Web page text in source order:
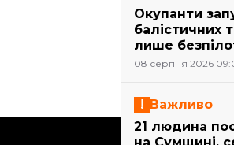
Окупанти
балістичних
лише
08 серпня 2026
Важливо
21 людина